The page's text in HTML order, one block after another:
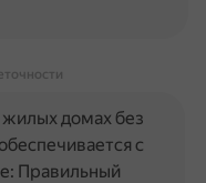
жилых домах без
с
Правильный